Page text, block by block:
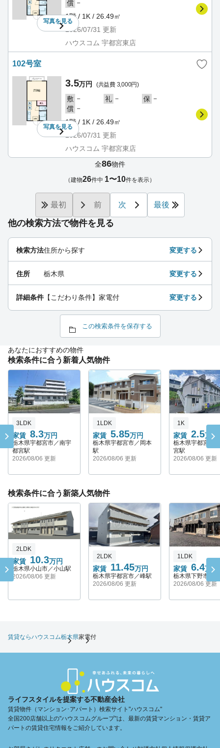
写真を見る
償 －
1階 / 1K / 26.49㎡
2026/07/31 更新
ハウスコム 宇都宮東店
102号室
写真を見る
3.5万円 (共益費 3,000円)
敷 － 礼 － 保 －
償 －
1階 / 1K / 26.49㎡
2026/07/31 更新
ハウスコム 宇都宮東店
他の検索方法で物件を見る
検索方法住所から探す 変更する
住所 栃木県 変更する
詳細条件 【こだわり条件】家電付 変更する
この検索条件を保存する
全86物件
（建物26件中 1〜10件を表示）
最初 前 次 最後
あなたにおすすめの物件
検索条件に合う新着人気物件
3LDK
家賃 8.3万円
栃木県宇都宮市／南宇
都宮駅
2026/08/06 更新
1LDK
家賃 5.85万円
栃木県宇都宮市／岡本
駅
2026/08/06 更新
1K
家賃 2.5万円
栃木県宇都宮市
宮駅
2026/08/06 更新
検索条件に合う新築人気物件
2LDK
家賃 10.3万円
栃木県小山市／小山駅
2026/08/06 更新
2LDK
家賃 11.45万円
栃木県宇都宮市／峰駅
2026/08/06 更新
1LDK
家賃 6.4万円
栃木県下野市／
2026/08/06 更新
賃貸ならハウスコム栃木県家電付
ライフスタイルを提案する不動産会社
賃貸物件（マンション･アパート）検索サイト"ハウスコム"
全国200店舗以上の"ハウスコムグループ"は、最新の賃貸マンション・賃貸ア
パートの賃貸住宅情報をご紹介しています。